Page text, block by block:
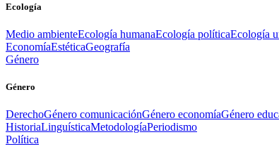
Ecología
Medio ambienteEcología humanaEcología políticaEcología
EconomíaEstéticaGeografía
Género
Género
DerechoGénero comunicaciónGénero economíaGénero
HistoriaLinguísticaMetodologíaPeriodismo
Política